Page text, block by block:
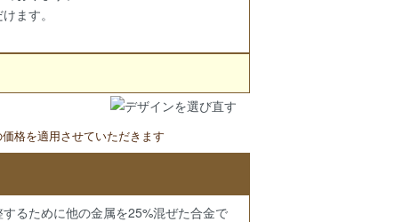
ます。
格を適用させていただきます
るために他の金属を25%混ぜた合金で